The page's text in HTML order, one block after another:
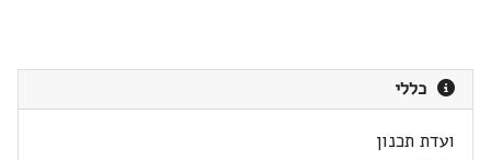
כללי
ועדת תכנון